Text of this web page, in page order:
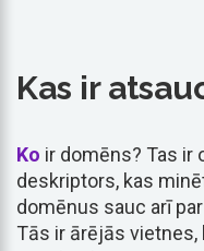
Kas ir
Ko ir domēns? Tas ir
deskriptors, kas
domēnus sauc arī
Tās ir ārējās vietnes,